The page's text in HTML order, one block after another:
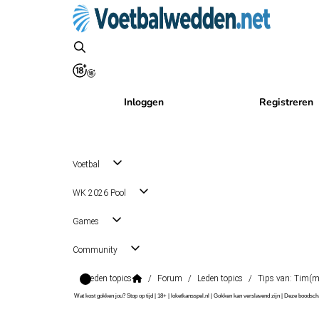
Inloggen Registreren
Voetbal
WK 2026 Pool
Games
Community
Leden topics / Forum / Leden topics / Tips van:
Wat kost gokken jou? Stop op tijd | 18+ | loketkansspel.nl | Gokken kan verslavend zijn | Deze